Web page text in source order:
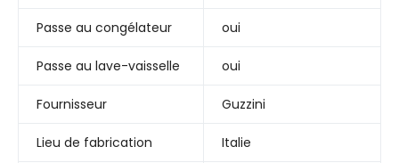
Passe au congélateur oui
Passe au lave-vaisselle oui
Fournisseur Guzzini
Lieu de fabrication Italie